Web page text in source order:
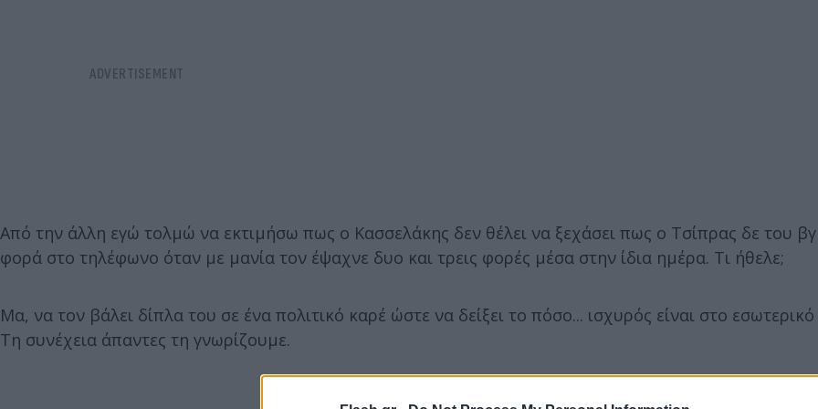
Από την άλλη εγώ τολμώ να εκτιμήσω πως ο Κασσελάκης δεν θέλει να ξεχάσει πως ο Τσίπρας δε του
φορά στο τηλέφωνο όταν με μανία τον έψαχνε δυο και τρεις φορές μέσα στην ίδια ημέρα. Τι ήθελε;
Μα, να τον βάλει δίπλα του σε ένα πολιτικό καρέ ώστε να δείξει το πόσο... ισχυρός είναι στο
Τη συνέχεια άπαντες τη γνωρίζουμε.